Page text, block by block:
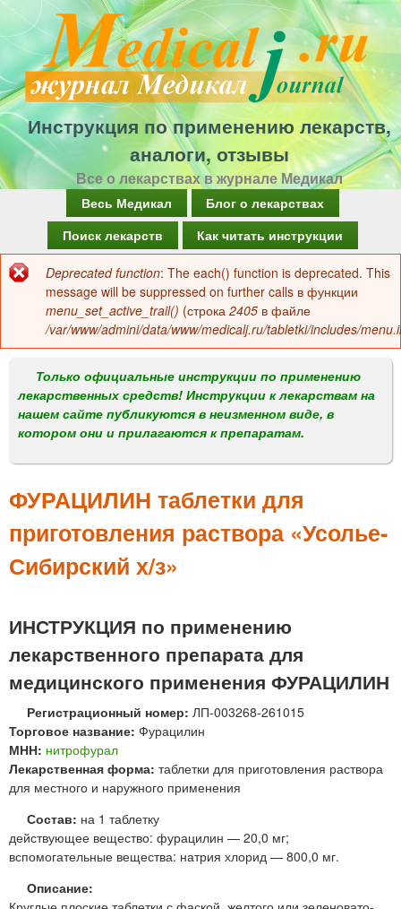
Перейти
к
основному
содержанию
Инструкция по применению лекарств,
аналоги, отзывы
Все о лекарствах в журнале Медикал
а
в
о
м
е
н
Весь Медикал
Блог о лекарствах
Поиск лекарств
Как читать инструкции
Сообщение
об
ошибке
Deprecated function: The each() function is deprecated. This
message will be suppressed on further calls в функции
menu_set_active_trail() (строка 2405 в файле
/var/www/admini/data/www/medicalj.ru/tabletki/includes/
Только официальные инструкции по применению
лекарственных средств! Инструкции к лекарствам на
нашем сайте публикуются в неизменном виде, в
котором они и прилагаются к препаратам.
ФУРАЦИЛИН таблетки для
приготовления раствора «Усолье-
Сибирский х/з»
ИНСТРУКЦИЯ по применению
лекарственного препарата для
медицинского применения ФУРАЦИЛИН
Регистрационный номер: ЛП-003268-261015
Торговое название: Фурацилин
МНН: нитрофурал
Лекарственная форма: таблетки для приготовления раствора
для местного и наружного применения
Состав: на 1 таблетку
действующее вещество: фурацилин — 20,0 мг;
вспомогательные вещества: натрия хлорид — 800,0 мг.
Описание: